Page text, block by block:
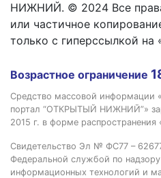
НИЖНИЙ. © 2024 Все
или частичное
только с гиперссылкой
Возрастное ограничение
Средство массовой информации
портал “ОТКРЫТЫЙ НИЖНИЙ”»
2015 г. в форме распространения
Свидетельство Эл № ФС77 –
Федеральной службой по надзору
информационных технологий и